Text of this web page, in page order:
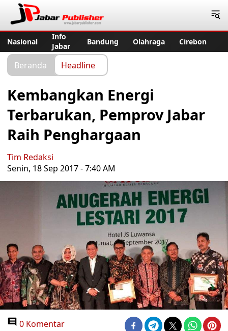
Nasional
Info
Jabar
Bandung Olahraga Cirebon
Beranda Headline
Kembangkan Energi
Terbarukan, Pemprov Jabar
Raih Penghargaan
Tim Redaksi
Senin, 18 Sep 2017 - 7:40 AM
0 Komentar